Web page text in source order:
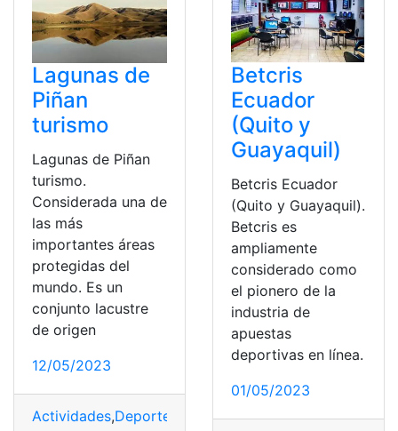
Lagunas de
Piñan
turismo
Lagunas de Piñan
turismo.
Considerada una de
las más
importantes áreas
protegidas del
mundo. Es un
conjunto lacustre
de origen
12/05/2023
Actividades,Deportes Laguna,Noticias,Protección,
Betcris
Ecuador
(Quito y
Guayaquil)
Betcris Ecuador
(Quito y Guayaquil).
Betcris es
ampliamente
considerado como
el pionero de la
industria de
apuestas
deportivas en línea.
01/05/2023